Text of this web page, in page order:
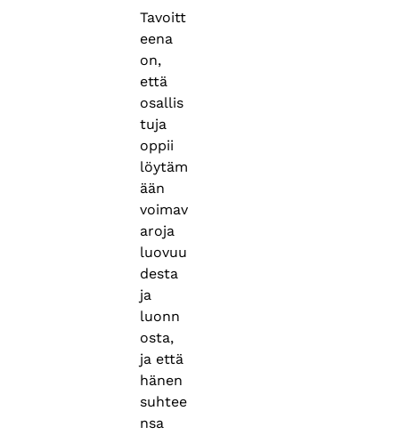
Tavoitt
eena
on,
että
osallis
tuja
oppii
löytäm
ään
voimav
aroja
luovuu
desta
ja
luonn
osta,
ja että
hänen
suhtee
nsa